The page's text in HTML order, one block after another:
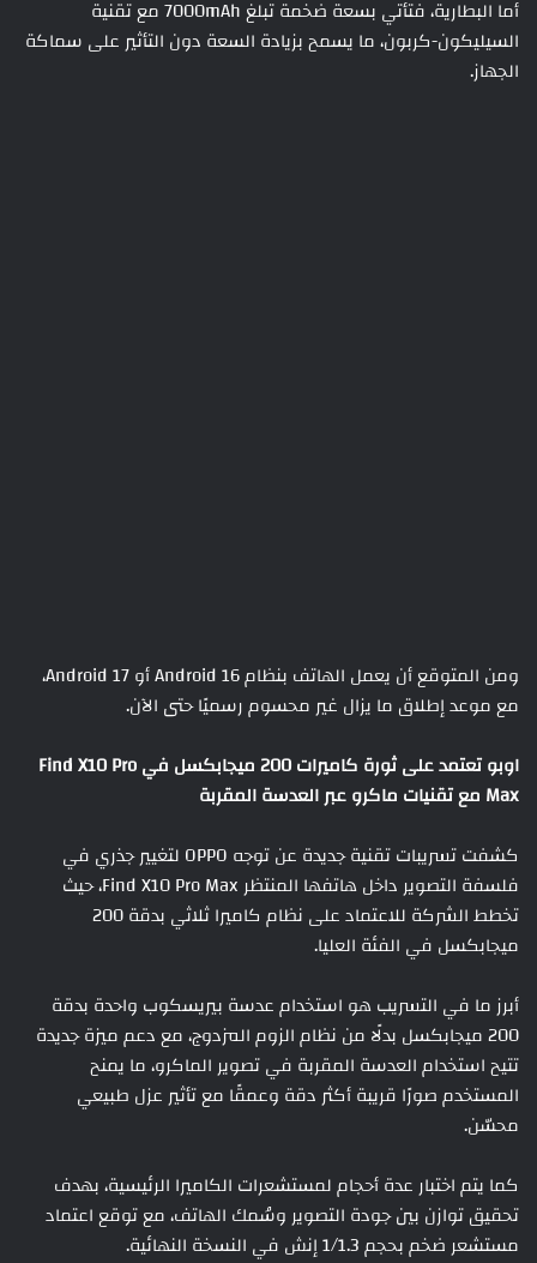
أما البطارية، فتأتي بسعة ضخمة تبلغ 7000mAh مع تقنية
السيليكون-كربون، ما يسمح بزيادة السعة دون التأثير على سماكة
الجهاز.
ومن المتوقع أن يعمل الهاتف بنظام Android 16 أو Android 17،
مع موعد إطلاق ما يزال غير محسوم رسميًا حتى الآن.
اوبو تعتمد على ثورة كاميرات 200 ميجابكسل في Find X10 Pro
Max مع تقنيات ماكرو عبر العدسة المقربة
كشفت تسريبات تقنية جديدة عن توجه OPPO لتغيير جذري في
فلسفة التصوير داخل هاتفها المنتظر Find X10 Pro Max، حيث
تخطط الشركة للاعتماد على نظام كاميرا ثلاثي بدقة 200
ميجابكسل في الفئة العليا.
أبرز ما في التسريب هو استخدام عدسة بيريسكوب واحدة بدقة
200 ميجابكسل بدلًا من نظام الزوم المزدوج، مع دعم ميزة جديدة
تتيح استخدام العدسة المقربة في تصوير الماكرو، ما يمنح
المستخدم صورًا قريبة أكثر دقة وعمقًا مع تأثير عزل طبيعي
محسّن.
كما يتم اختبار عدة أحجام لمستشعرات الكاميرا الرئيسية، بهدف
تحقيق توازن بين جودة التصوير وسُمك الهاتف، مع توقع اعتماد
مستشعر ضخم بحجم 1/1.3 إنش في النسخة النهائية.